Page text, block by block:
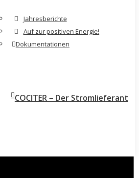
Jahresberichte
Auf zur positiven Energie!
Dokumentationen
COCITER – Der Stromlieferant